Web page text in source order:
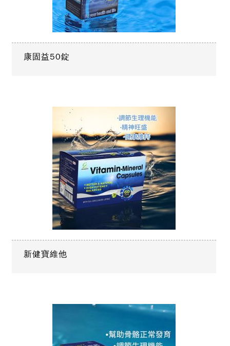
康固益50錠
新健寶維他